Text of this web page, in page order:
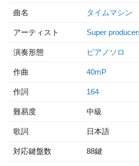
曲名 タイムマシン
アーティスト Super
演奏形態 ピアノソロ
作曲 40mP
作詞 164
難易度 中級
歌詞 日本語
対応鍵盤数 88鍵